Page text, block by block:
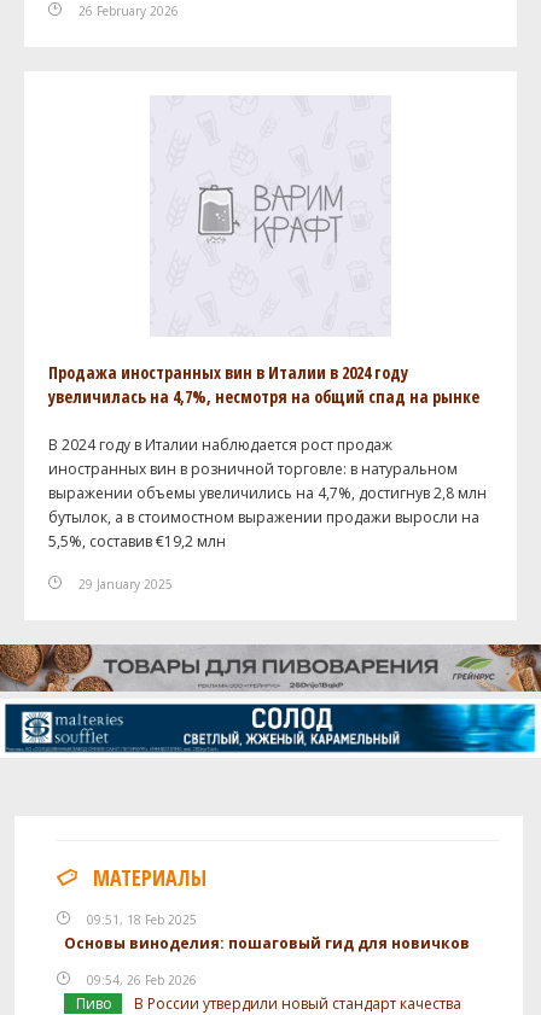
26 February 2026
Продажа иностранных вин в Италии в 2024 году
увеличилась на 4,7%, несмотря на общий спад на рынке
В 2024 году в Италии наблюдается рост продаж
иностранных вин в розничной торговле: в натуральном
выражении объемы увеличились на 4,7%, достигнув 2,8 млн
бутылок, а в стоимостном выражении продажи выросли на
5,5%, составив €19,2 млн
29 January 2025
МАТЕРИАЛЫ
09:51, 18 Feb 2025
Основы виноделия: пошаговый гид для новичков
09:54, 26 Feb 2026
Пиво
В России утвердили новый стандарт качества